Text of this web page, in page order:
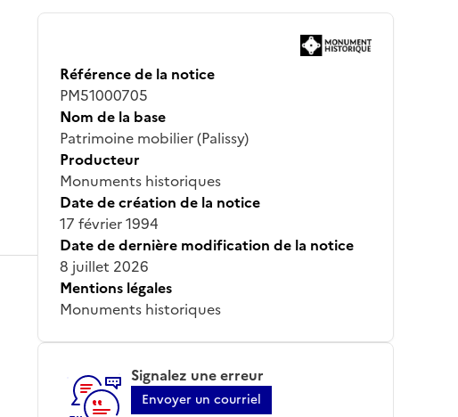
Référence de la notice
PM51000705
Nom de la base
Patrimoine mobilier (Palissy)
Producteur
Monuments historiques
Date de création de la notice
17 février 1994
Date de dernière modification de la notice
8 juillet 2026
Mentions légales
Monuments historiques
Signalez une erreur
Envoyer un courriel